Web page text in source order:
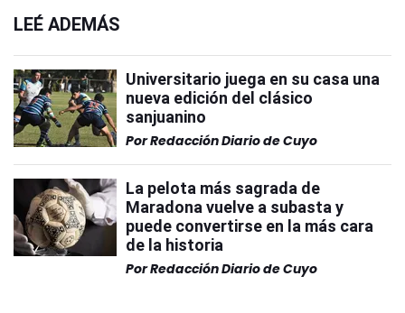
LEÉ ADEMÁS
Universitario juega en su casa una
nueva edición del clásico
sanjuanino
PorRedacción Diario de Cuyo
La pelota más sagrada de
Maradona vuelve a subasta y
puede convertirse en la más cara
de la historia
PorRedacción Diario de Cuyo